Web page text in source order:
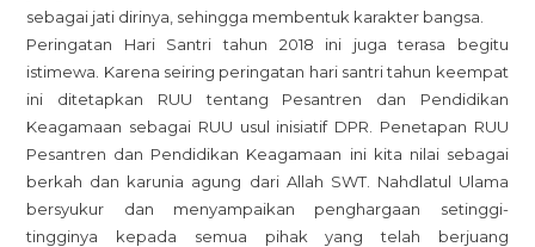
sebagai jati dirinya, sehingga membentuk karakter bangsa.
Peringatan Hari Santri tahun 2018 ini juga terasa begitu
istimewa. Karena seiring peringatan hari santri tahun keempat
ini ditetapkan RUU tentang Pesantren dan Pendidikan
Keagamaan sebagai RUU usul inisiatif DPR. Penetapan RUU
Pesantren dan Pendidikan Keagamaan ini kita nilai sebagai
berkah dan karunia agung dari Allah SWT. Nahdlatul Ulama
bersyukur dan menyampaikan penghargaan setinggi-
tingginya kepada semua pihak yang telah berjuang